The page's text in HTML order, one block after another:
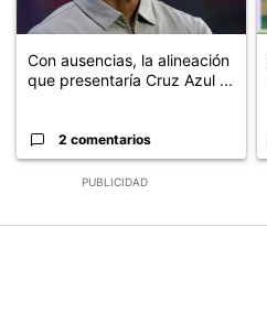
PUBLICIDAD
Con ausencias, la alineación
que presentaría Cruz Azul ...
2 comentarios